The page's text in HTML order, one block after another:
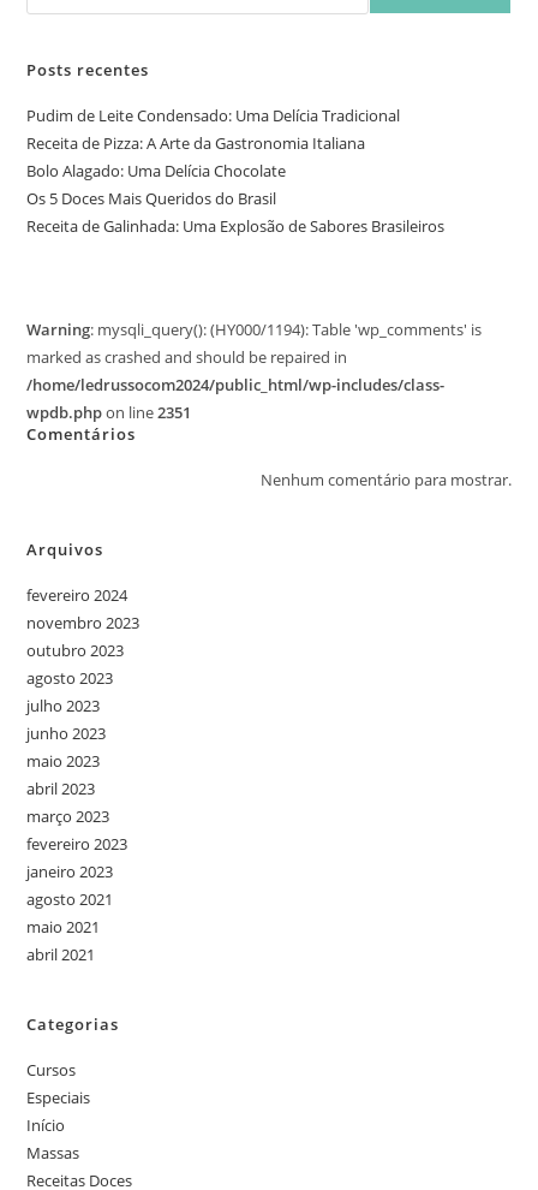
Posts recentes
Pudim de Leite Condensado: Uma Delícia Tradicional
Receita de Pizza: A Arte da Gastronomia Italiana
Bolo Alagado: Uma Delícia Chocolate
Os 5 Doces Mais Queridos do Brasil
Receita de Galinhada: Uma Explosão de Sabores Brasileiros
Warning: mysqli_query(): (HY000/1194): Table 'wp_comments' is
marked as crashed and should be repaired in
/home/ledrussocom2024/public_html/wp-includes/class-
wpdb.phpon line2351
Comentários
Nenhum comentário para mostrar.
Arquivos
fevereiro 2024
novembro 2023
outubro 2023
agosto 2023
julho 2023
junho 2023
maio 2023
abril 2023
março 2023
fevereiro 2023
janeiro 2023
agosto 2021
maio 2021
abril 2021
Categorias
Cursos
Especiais
Início
Massas
Receitas Doces